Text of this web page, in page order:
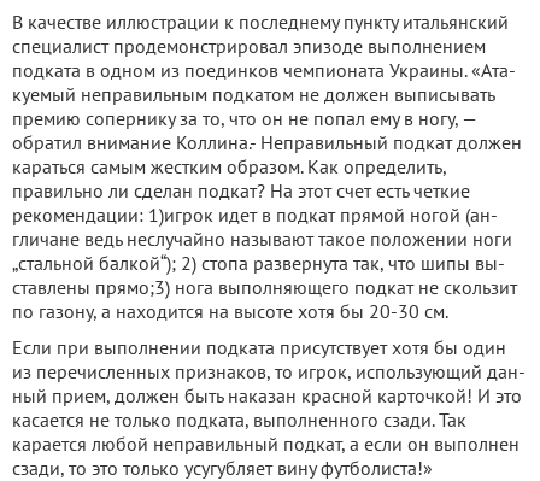
В качестве иллюстрации к последнему пункту итальян­ский
специалист продемон­стрировал эпизоде выполнени­ем
подката в одном из поедин­ков чемпионата Украины. «Ата­
куемый неправильным подка­том не должен выписывать
премию сопернику за то, что он не попал ему в ногу, —
обратил внимание Коллина.- Непра­вильный подкат должен
карать­ся самым жестким образом. Как определить,
правильно ли сделан подкат? На этот счет есть четкие
рекомендации: 1)игрок идет в подкат прямой ногой (ан­
гличане ведь неслучайно назы­вают такое положении ноги
„стальной балкой“); 2) стопа развернута так, что шипы вы­
ставлены прямо;3) нога выпол­няющего подкат не скользит
по газону, а находится на высоте хотя бы 20-30 см.
Если при выполнении под­ката присутствует хотя бы один
из перечисленных признаков, то игрок, использующий дан­
ный прием, должен быть нака­зан красной карточкой! И это
касается не только подката, вы­полненного сзади. Так
карается любой неправильный подкат, а если он выполнен
сзади, то это только усугубляет вину футбо­листа!»